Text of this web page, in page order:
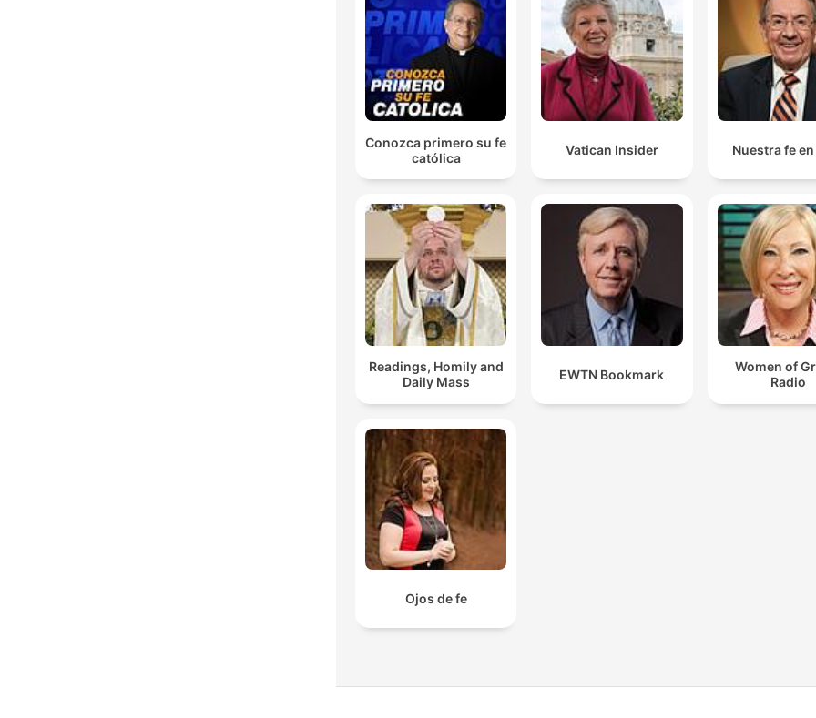
Conozca primero su fe
católica
Vatican Insider Nuestra fe
Readings, Homily and
Daily Mass
EWTN Bookmark
Women of
Radio
Ojos de fe